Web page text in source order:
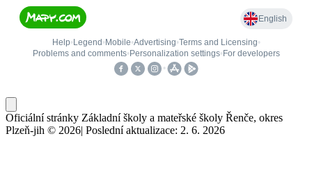
Oficiální stránky Základní školy a mateřské školy Řenče, okres
Plzeň-jih © 2026| Poslední aktualizace: 2. 6. 2026